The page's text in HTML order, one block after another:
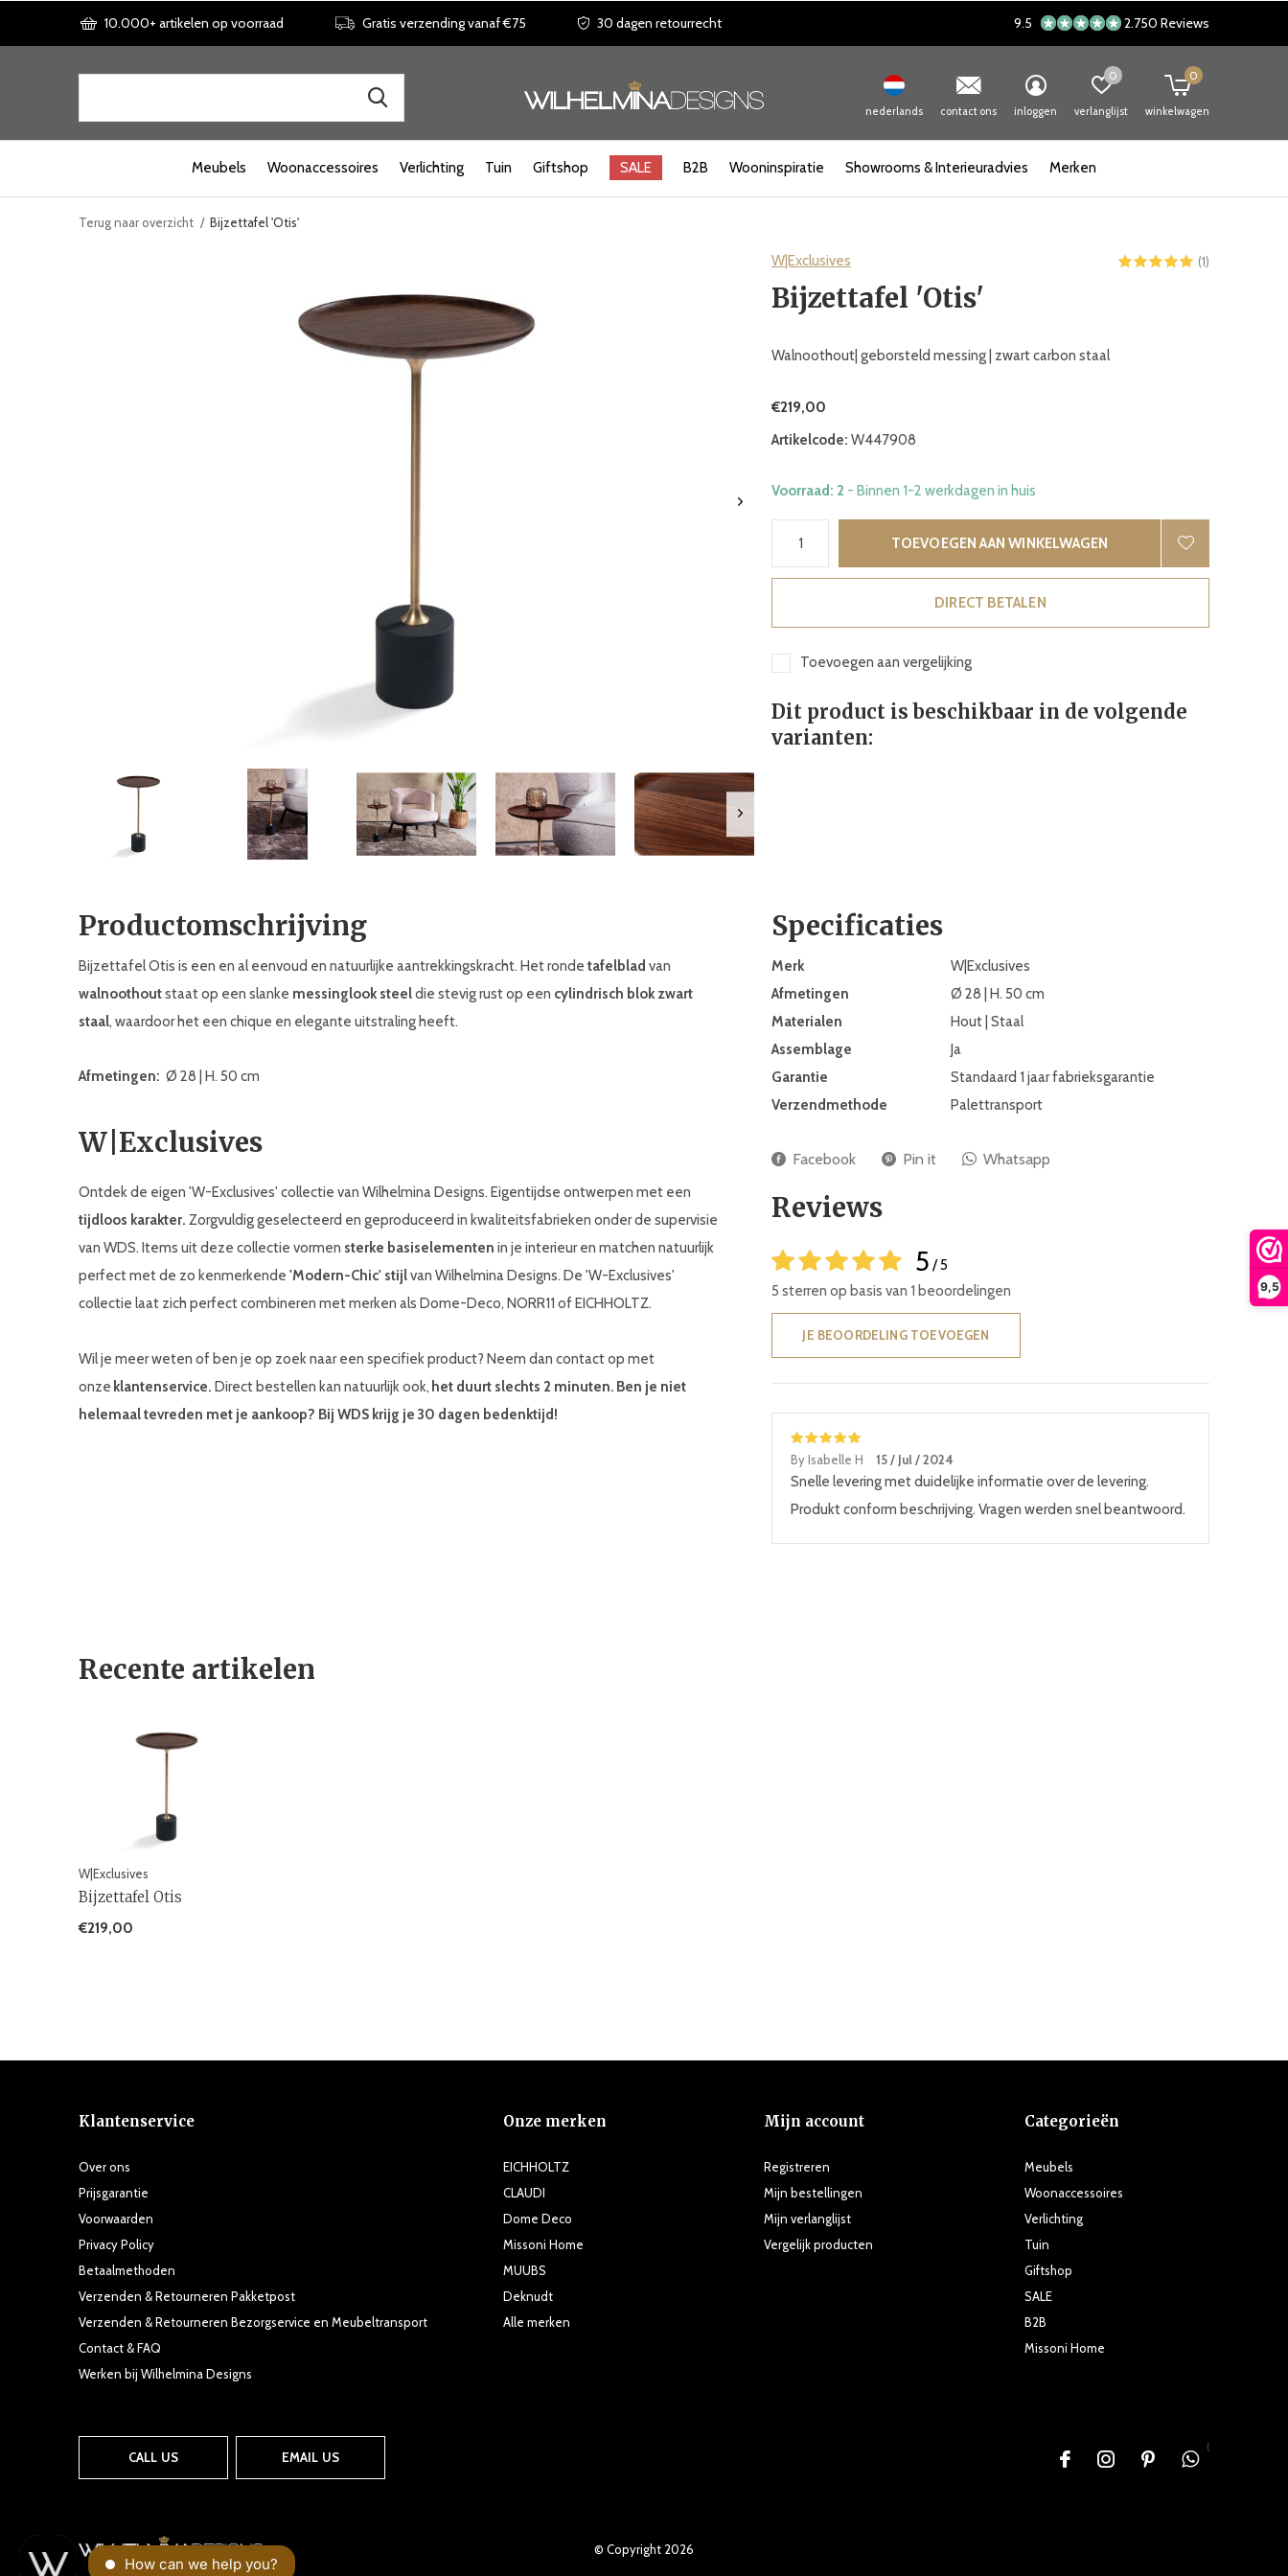
9,5
Meubels Woonaccessoires Verlichting Tuin Giftshop SALE B2B Wooninspiratie Showrooms & Interieuradvies Merken
nederlands contact ons inloggen verlanglijst
0
winkelwagen
0
10.000+ artikelen op voorraad Gratis verzending vanaf €75 30 dagen retourrecht 9.5 2.750 Reviews
Terug naar overzicht Bijzettafel 'Otis'
W|Exclusives (1)
Bijzettafel 'Otis'
Walnoothout| geborsteld messing | zwart carbon staal
€219,00
Artikelcode: W447908
Voorraad: 2 - Binnen 1-2 werkdagen in huis
TOEVOEGEN AAN WINKELWAGEN
DIRECT BETALEN
Toevoegen aan vergelijking
Dit product is beschikbaar in de volgende
varianten:
Productomschrijving
Bijzettafel Otis is een en al eenvoud en natuurlijke aantrekkingskracht. Het ronde tafelblad van
walnoothoutstaat op een slanke messinglook steeldie stevig rust op een cylindrisch blok zwart
staal, waardoor het een chique en elegante uitstraling heeft.
Afmetingen: Ø 28 | H. 50 cm
W|Exclusives
Ontdek de eigen 'W-Exclusives' collectie van Wilhelmina Designs. Eigentijdse ontwerpen met een
tijdloos karakter. Zorgvuldig geselecteerd en geproduceerd in kwaliteitsfabrieken onder de supervisie
van WDS. Items uit deze collectie vormen sterke basiselementen in je interieur en matchen natuurlijk
perfect met de zo kenmerkende 'Modern-Chic' stijlvan Wilhelmina Designs. De 'W-Exclusives'
collectie laat zich perfect combineren met merken als Dome-Deco, NORR11 of EICHHOLTZ.
Wil je meer weten of ben je op zoek naar een specifiek product? Neem dan contact op met
onze klantenservice. Direct bestellen kan natuurlijk ook, het duurt slechts 2 minuten. Ben je niet
helemaal tevreden met je aankoop? Bij WDS krijg je 30 dagen bedenktijd!
Specificaties
Merk
W|Exclusives
Afmetingen
Ø 28 | H. 50 cm
Materialen
Hout | Staal
Assemblage
Ja
Garantie
Standaard 1 jaar fabrieksgarantie
Verzendmethode
Palettransport
Facebook Pin it Whatsapp
Reviews
5 / 5
5 sterren op basis van 1 beoordelingen
JE BEOORDELING TOEVOEGEN
By Isabelle H 15 / Jul / 2024
Snelle levering met duidelijke informatie over de levering.
Produkt conform beschrijving. Vragen werden snel beantwoord.
Recente artikelen
W|Exclusives
Bijzettafel Otis
€219,00
Klantenservice
Over ons
Prijsgarantie
Voorwaarden
Privacy Policy
Betaalmethoden
Verzenden & Retourneren Pakketpost
Verzenden & Retourneren Bezorgservice en Meubeltransport
Contact & FAQ
Werken bij Wilhelmina Designs
Onze merken
EICHHOLTZ
CLAUDI
Dome Deco
Missoni Home
MUUBS
Deknudt
Alle merken
Mijn account
Registreren
Mijn bestellingen
Mijn verlanglijst
Vergelijk producten
Categorieën
Meubels
Woonaccessoires
Verlichting
Tuin
Giftshop
SALE
B2B
Missoni Home
CALL US EMAIL US
{
© Copyright 2026